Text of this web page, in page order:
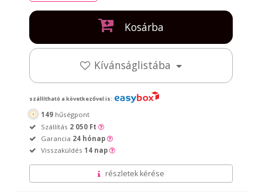
Kosárba
Kívánságlistába
szállítható a következővel is:
149 hűségpont
Szállítás 2 050 Ft
Garancia 24 hónap
Visszaküldés 14 nap
részletek kérése